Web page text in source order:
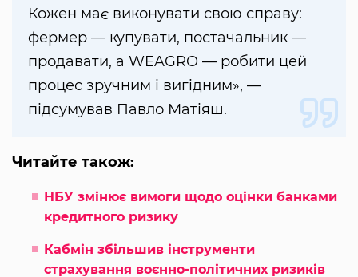
Кожен має виконувати свою справу:
фермер — купувати, постачальник —
продавати, а WEAGRO — робити цей
процес зручним і вигідним», —
підсумував Павло Матіяш.
Читайте також:
НБУ змінює вимоги щодо оцінки банками
кредитного ризику
Кабмін збільшив інструменти
страхування воєнно-політичних ризиків